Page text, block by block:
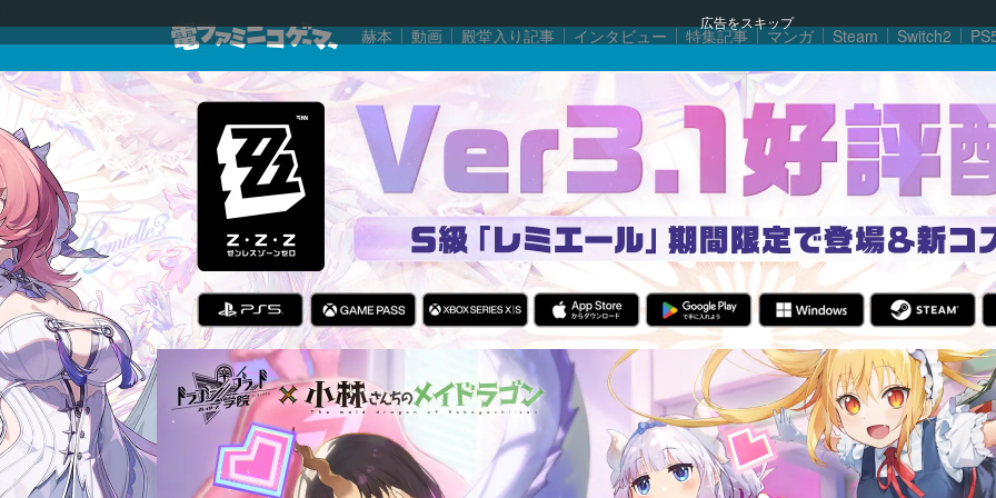
広告をスキップ
赫本 動画 殿堂入り記事 インタビュー 特集記事 マンガ Steam Switch2